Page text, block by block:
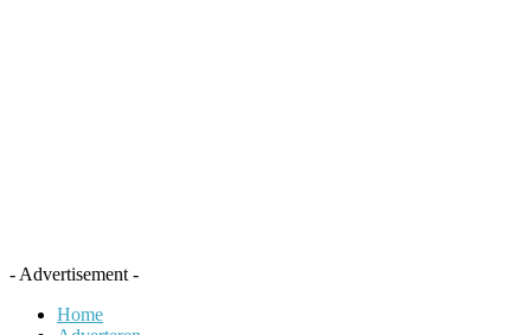
- Advertisement -
Home